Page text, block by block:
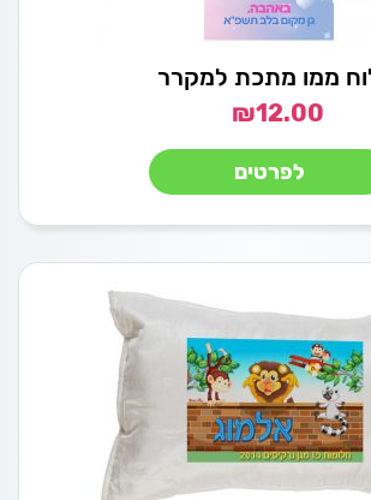
ממו מתכת למקרר
₪12.00
לפרטים